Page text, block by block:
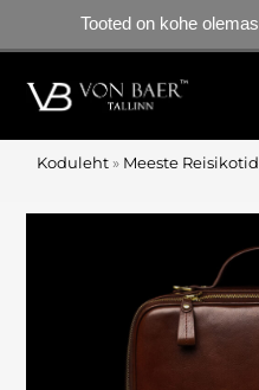
Tooted on kohe olemas
Koduleht » Meeste Reisikotid